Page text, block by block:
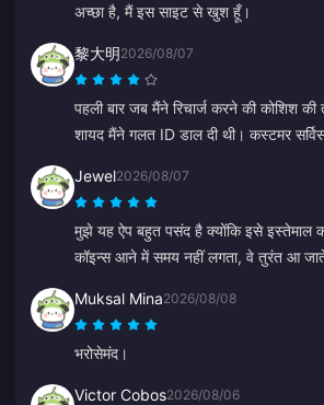
अच्छा है, मैं इस साइट से खुश हूँ।
黎大明2026/08/07
पहली बार जब मैंने रिचार्ज करने की कोशिश की
शायद मैंने गलत ID डाल दी थी। कस्टमर
का उपयोग करना जारी रखूँगा।
Jewel2026/08/07
मुझे यह ऐप बहुत पसंद है क्योंकि इसे इस्तेमाल
कॉइन्स आने में समय नहीं लगता, वे तुरंत आ
Muksal Mina2026/08/08
भरोसेमंद।
Victor Cobos2026/08/06